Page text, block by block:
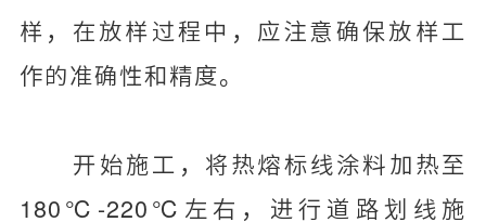
样，在放样过程中，应注意确保放样工
作的准确性和精度。
开始施工，将热熔标线涂料加热至
180℃-220℃左右，进行道路划线施